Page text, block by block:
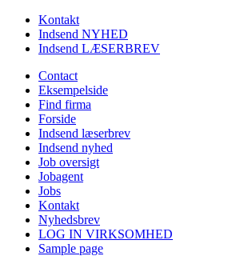
Kontakt
Indsend NYHED
Indsend LÆSERBREV
Contact
Eksempelside
Find firma
Forside
Indsend læserbrev
Indsend nyhed
Job oversigt
Jobagent
Jobs
Kontakt
Nyhedsbrev
LOG IN VIRKSOMHED
Sample page